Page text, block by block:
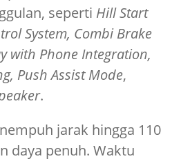
seperti Hill Start
System, Combi Brake
with Phone Integration,
Push Assist Mode,
.
jarak hingga 110
daya penuh. Waktu